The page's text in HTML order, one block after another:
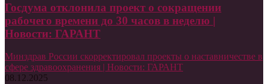
Госдума отклонила проект о сокращении
рабочего времени до 30 часов в неделю |
Новости: ГАРАНТ
Минздрав России скорректировал проекты о наставничестве в
сфере здравоохранения | Новости: ГАРАНТ
08.12.2025